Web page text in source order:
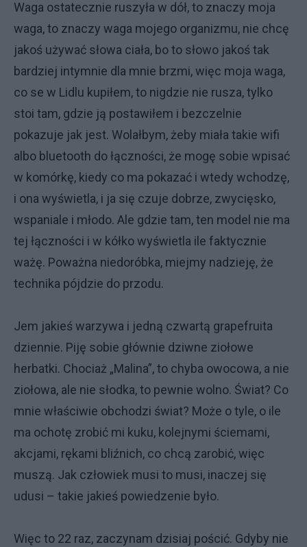
Waga ostatecznie ruszyła w dół, to znaczy moja
waga, to znaczy waga mojego organizmu, nie chcę
jakoś używać słowa ciała, bo to słowo jakoś tak
bardziej intymnie dla mnie brzmi, więc moja waga,
co se w Lidlu kupiłem, to nigdzie nie rusza, tylko
stoi tam, gdzie ją postawiłem i bezczelnie
pokazuje jak jest. Wolałbym, żeby miała takie wifi
albo bluetooth do łączności, że mogę sobie wpisać
w komórkę, kiedy co ma pokazać i wtedy wchodzę,
i ona wyświetla, i ja się czuje dobrze, zwycięsko,
wspaniale i młodo. Ale gdzie tam, ten model nie ma
tej łączności i w kółko wyświetla ile faktycznie
ważę. Poważna niedoróbka, miejmy nadzieję, że
technika pójdzie do przodu.
Jem jakieś warzywa i jedną czwartą grapefruita
dziennie. Piję sobie głównie dziwne ziołowe
herbatki. Chociaż „Malina”, to chyba owocowa, a nie
ziołowa, ale nie słodka, to pewnie wolno. Świat? Co
mnie właściwie obchodzi świat? Może o tyle, o ile
ma ochotę zrobić mi kuku, kolejnymi ściemami,
akcjami, rękami bliźnich, co chcą zarobić, więc
muszą. Jak człowiek musi to musi, inaczej się
udusi – takie jakieś powiedzenie było.
Więc to 22 raz, zaczynam dzisiaj pościć. Gdyby nie